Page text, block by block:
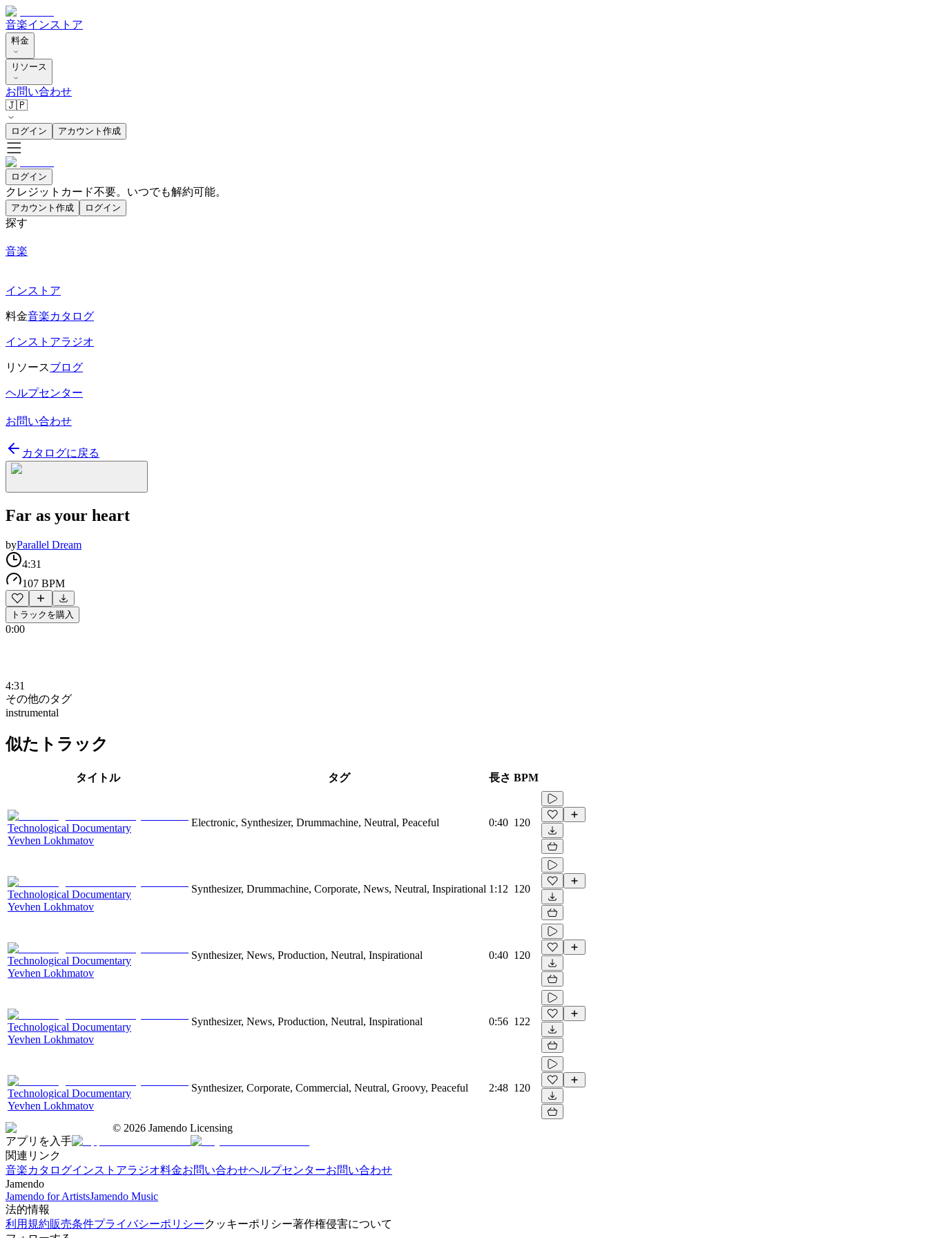
音楽インストア
料金
リソース
お問い合わせ
🇯🇵
ログイン アカウント作成
ログイン
クレジットカード不要。いつでも解約可能。
アカウント作成 ログイン
探す
音楽
インストア
料金音楽カタログ
インストアラジオ
リソースブログ
ヘルプセンター
お問い合わせ
カタログに戻る
Far as your heart
byParallel Dream
4:31
107 BPM
トラックを購入
0:00
4:31
その他のタグ
instrumental
似たトラック
タイトル タグ 長さ BPM
Technological Documentary
Yevhen Lokhmatov
Electronic, Synthesizer, Drummachine, Neutral, Peaceful 0:40 120
Technological Documentary
Yevhen Lokhmatov
Synthesizer, Drummachine, Corporate, News, Neutral, Inspirational 1:12 120
Technological Documentary
Yevhen Lokhmatov
Synthesizer, News, Production, Neutral, Inspirational 0:40 120
Technological Documentary
Yevhen Lokhmatov
Synthesizer, News, Production, Neutral, Inspirational 0:56 122
Technological Documentary
Yevhen Lokhmatov
Synthesizer, Corporate, Commercial, Neutral, Groovy, Peaceful 2:48 120
© 2026 Jamendo Licensing
アプリを入手
関連リンク
音楽カタログインストアラジオ料金お問い合わせヘルプセンターお問い合わせ
Jamendo
Jamendo for ArtistsJamendo Music
法的情報
利用規約販売条件プライバシーポリシークッキーポリシー著作権侵害について